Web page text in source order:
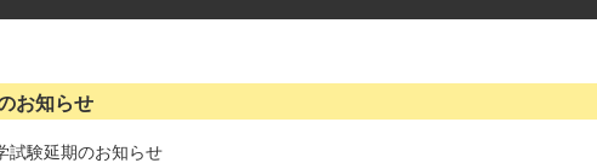
お知らせ
試験延期のお知らせ